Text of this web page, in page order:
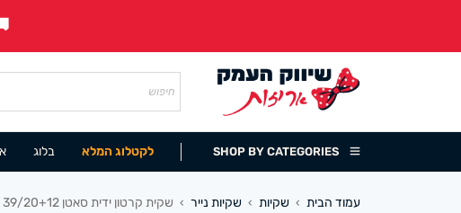
SHOP BY CATEGORIES לקטלוג המלא בלוג
עמוד הבית › שקיות › שקיות נייר › שקית קרטון ידית סאטן 39/20+12 ס”מ (10 במארז) לבן